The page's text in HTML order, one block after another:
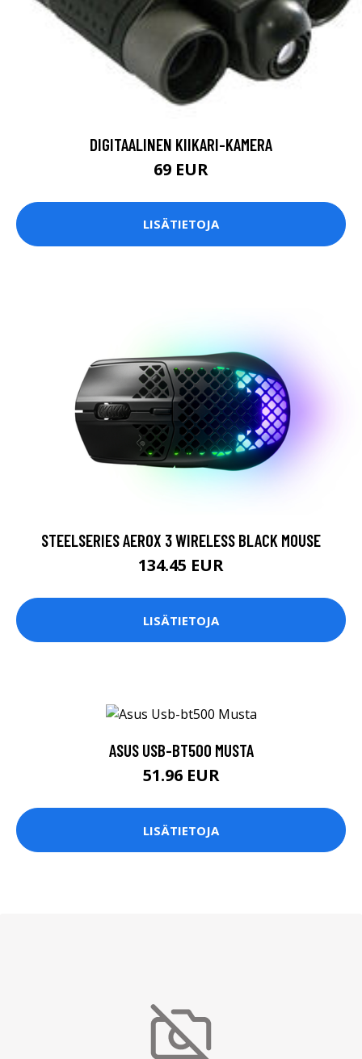
DIGITAALINEN KIIKARI-KAMERA
69 EUR
LISÄTIETOJA
STEELSERIES AEROX 3 WIRELESS BLACK MOUSE
134.45 EUR
LISÄTIETOJA
ASUS USB-BT500 MUSTA
51.96 EUR
LISÄTIETOJA